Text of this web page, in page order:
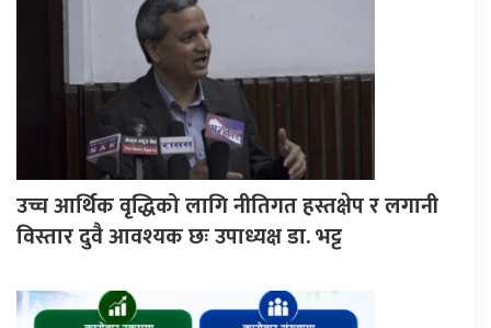
उच्च आर्थिक वृद्धिको लागि नीतिगत हस्तक्षेप र लगानी
विस्तार दुवै आवश्यक छः उपाध्यक्ष डा. भट्ट